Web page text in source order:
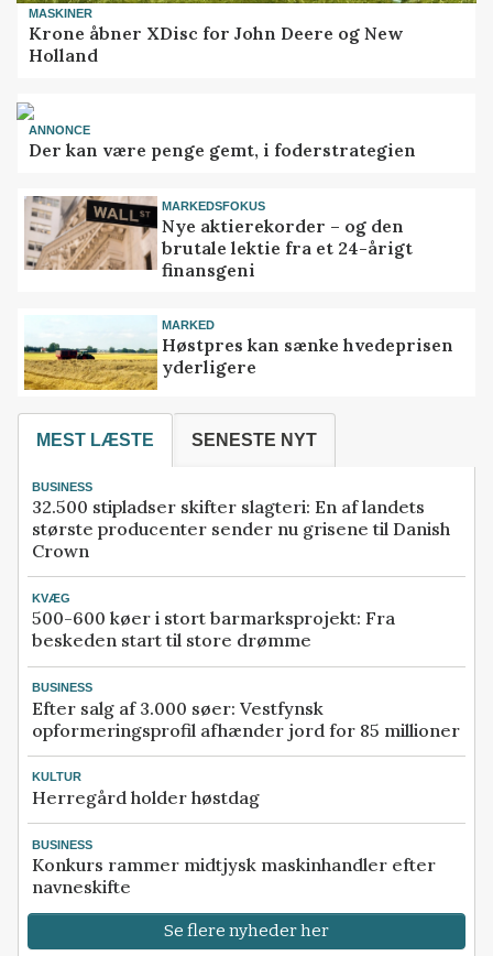
MASKINER
Krone åbner XDisc for John Deere og New
Holland
ANNONCE
Der kan være penge gemt, i foderstrategien
MARKEDSFOKUS
Nye aktierekorder – og den
brutale lektie fra et 24-årigt
finansgeni
MARKED
Høstpres kan sænke hvedeprisen
yderligere
MEST LÆSTE SENESTE NYT
BUSINESS
32.500 stipladser skifter slagteri: En af landets
største producenter sender nu grisene til Danish
Crown
KVÆG
500-600 køer i stort barmarksprojekt: Fra
beskeden start til store drømme
BUSINESS
Efter salg af 3.000 søer: Vestfynsk
opformeringsprofil afhænder jord for 85 millioner
KULTUR
Herregård holder høstdag
BUSINESS
Konkurs rammer midtjysk maskinhandler efter
navneskifte
Se flere nyheder her